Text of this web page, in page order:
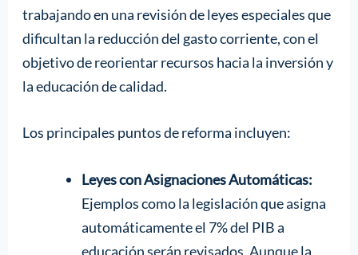
trabajando en una revisión de leyes especiales que
dificultan la reducción del gasto corriente, con el
objetivo de reorientar recursos hacia la inversión y
la educación de calidad.
Los principales puntos de reforma incluyen:
Leyes con Asignaciones Automáticas:
Ejemplos como la legislación que asigna
automáticamente el 7% del PIB a
educación serán revisados. Aunque la